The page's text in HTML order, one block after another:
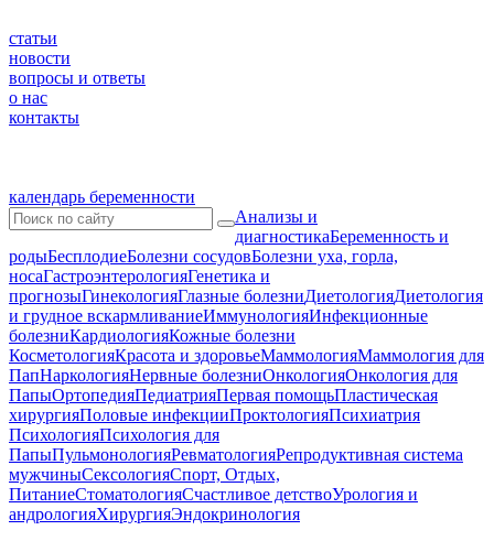
статьи
новости
вопросы и ответы
о нас
контакты
календарь беременности
Анализы и
диагностикаБеременность и
родыБесплодиеБолезни сосудовБолезни уха, горла,
носаГастроэнтерологияГенетика и
прогнозыГинекологияГлазные болезниДиетологияДиетология
и грудное вскармливаниеИммунологияИнфекционные
болезниКардиологияКожные болезни
КосметологияКрасота и здоровьеМаммологияМаммология для
ПапНаркологияНервные болезниОнкологияОнкология для
ПапыОртопедияПедиатрияПервая помощьПластическая
хирургияПоловые инфекцииПроктологияПсихиатрия
ПсихологияПсихология для
ПапыПульмонологияРевматологияРепродуктивная система
мужчиныСексологияСпорт, Отдых,
ПитаниеСтоматологияСчастливое детствоУрология и
андрологияХирургияЭндокринология